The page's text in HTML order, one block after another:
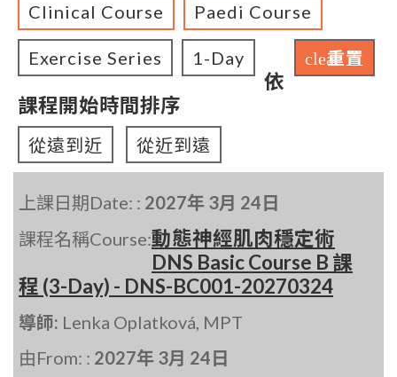
Clinical Course Paedi Course
Exercise Series 1-Day clear重置
依
課程開始時間排序
從遠到近 從近到遠
上課日期Date: : 2027年 3月 24日
課程名稱Course:動態神經肌肉穩定術
DNS Basic Course B 課
程 (3-Day) - DNS-BC001-20270324
導師: Lenka Oplatková, MPT
由From: : 2027年 3月 24日